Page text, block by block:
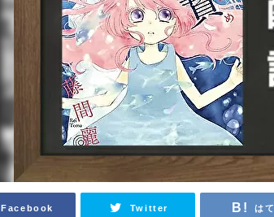
Facebook Twitter は